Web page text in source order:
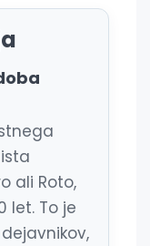
ali Roto,
let. To je